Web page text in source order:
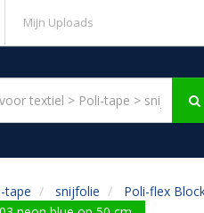
Mijn Uploads
tape snijfolie
Poli-flex